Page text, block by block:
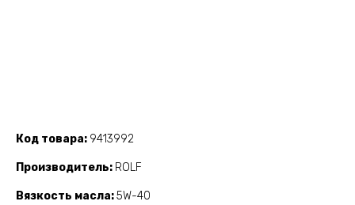
Код товара 9413992
Производитель ROLF
Вязкость масла 5W-40